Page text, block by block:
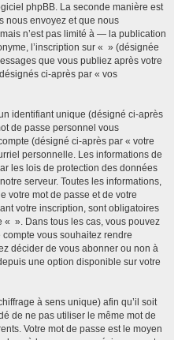
phpBB. La seconde manière est
nous envoyez et que nous
n’est pas limité à — la publication
l’inscription sur « » (désignée
que vous publiez après votre
ci-après par « vos
identifiant unique (désigné ci-après
de passe personnel vous
(désigné ci-après par « votre
personnelle. Les informations de
les lois de protection des données
serveur. Toutes les informations,
votre mot de passe et de votre
votre inscription, sont obligatoires
« ». Dans tous les cas, vous pouvez
vous souhaitez rendre
décider de vous abonner ou non à
une option disponible sur votre
à sens unique) afin qu’il soit
de ne pas utiliser le même mot de
Votre mot de passe est le moyen